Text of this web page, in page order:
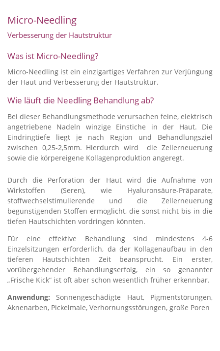
Micro-Needling
Verbesserung der Hautstruktur
Was ist Micro-Needling?
Micro-Needling ist ein einzigartiges Verfahren zur Verjüngung
der Haut und Verbesserung der Hautstruktur.
Wie läuft die Needling Behandlung ab?
Bei dieser Behandlungsmethode verursachen feine, elektrisch
angetriebene Nadeln winzige Einstiche in der Haut. Die
Eindringtiefe liegt je nach Region und Behandlungsziel
zwischen 0,25-2,5mm. Hierdurch wird die Zellerneuerung
sowie die körpereigene Kollagenproduktion angeregt.
Durch die Perforation der Haut wird die Aufnahme von
Wirkstoffen (Seren), wie Hyaluronsäure-Präparate,
stoffwechselstimulierende und die Zellerneuerung
begünstigenden Stoffen ermöglicht, die sonst nicht bis in die
tiefen Hautschichten vordringen könnten.
Für eine effektive Behandlung sind mindestens 4-6
Einzelsitzungen erforderlich, da der Kollagenaufbau in den
tieferen Hautschichten Zeit beansprucht. Ein erster,
vorübergehender Behandlungserfolg, ein so genannter
„Frische Kick“ ist oft aber schon wesentlich früher erkennbar.
Anwendung:Sonnengeschädigte Haut, Pigmentstörungen,
Aknenarben, Pickelmale, Verhornungsstörungen, große Poren